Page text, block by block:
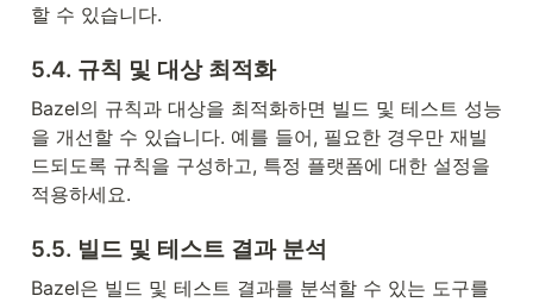
할 수 있습니다.
5.4. 규칙 및 대상 최적화
Bazel의 규칙과 대상을 최적화하면 빌드 및 테스트 성능
을 개선할 수 있습니다. 예를 들어, 필요한 경우만 재빌
드되도록 규칙을 구성하고, 특정 플랫폼에 대한 설정을
적용하세요.
5.5. 빌드 및 테스트 결과 분석
Bazel은 빌드 및 테스트 결과를 분석할 수 있는 도구를